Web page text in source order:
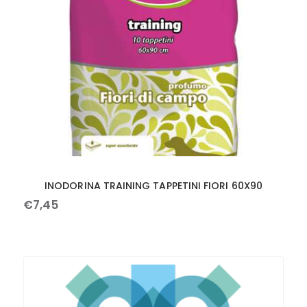
INODORINA TRAINING TAPPETINI FIORI 60X90
€7,45